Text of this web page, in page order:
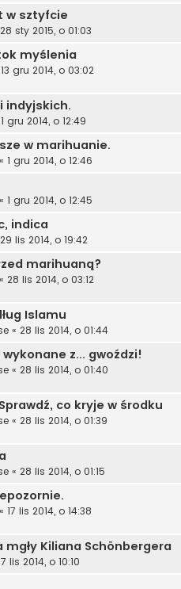
w sztyfcie
28 sty 2015, o 01:03
myślenia
13 gru 2014, o 03:02
indyjskich.
1 gru 2014, o 12:49
w marihuanie.
« 1 gru 2014, o 12:46
« 1 gru 2014, o 12:45
indica
29 lis 2014, o 19:42
marihuaną?
« 28 lis 2014, o 03:12
Islamu
« 28 lis 2014, o 01:44
z... gwoździ!
« 28 lis 2014, o 01:40
co kryje w środku
« 28 lis 2014, o 01:39
« 28 lis 2014, o 01:15
« 17 lis 2014, o 14:38
Kiliana Schönbergera
lis 2014, o 10:10